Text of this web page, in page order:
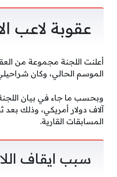
عقوبة لاعب
أعلنت اللجنة مجموعة من
الموسم الحالي، وكان
وبحسب ما جاء في بيان
آلاف دولار أمريكي، وذلك بعد
المسابقات القارية.
سبب ايقاف